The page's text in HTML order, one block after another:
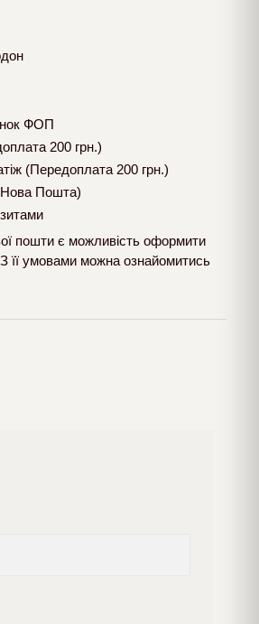
ФОП
200 грн.)
(Передоплата 200 грн.)
Пошта)
пошти є можливість оформити
її умовами можна ознайомитись